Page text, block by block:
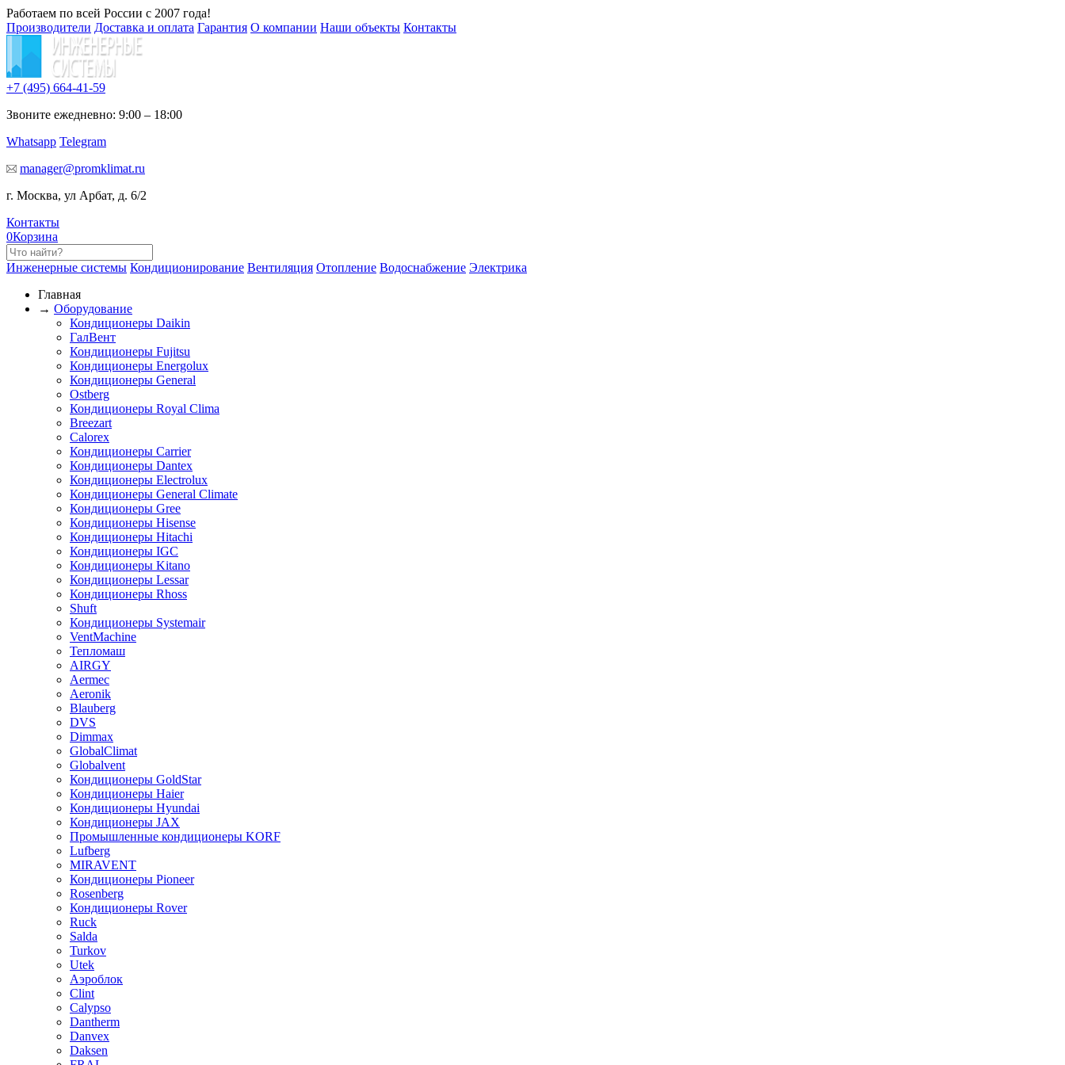
Работаем по всей России с 2007 года!
Производители Доставка и оплата Гарантия О компании Наши объекты Контакты
+7 (495) 664-41-59
Звоните ежедневно: 9:00 – 18:00
Whatsapp Telegram
manager@promklimat.ru
г. Москва, ул Арбат, д. 6/2
Контакты
0Корзина
Инженерные системы Кондиционирование Вентиляция Отопление Водоснабжение Электрика
Главная
→ Оборудование
Кондиционеры Daikin
ГалВент
Кондиционеры Fujitsu
Кондиционеры Energolux
Кондиционеры General
Ostberg
Кондиционеры Royal Clima
Breezart
Calorex
Кондиционеры Carrier
Кондиционеры Dantex
Кондиционеры Electrolux
Кондиционеры General Climate
Кондиционеры Gree
Кондиционеры Hisense
Кондиционеры Hitachi
Кондиционеры IGC
Кондиционеры Kitano
Кондиционеры Lessar
Кондиционеры Rhoss
Shuft
Кондиционеры Systemair
VentMachine
Тепломаш
AIRGY
Aermec
Aeronik
Blauberg
DVS
Dimmax
GlobalClimat
Globalvent
Кондиционеры GoldStar
Кондиционеры Haier
Кондиционеры Hyundai
Кондиционеры JAX
Промышленные кондиционеры KORF
Lufberg
MIRAVENT
Кондиционеры Pioneer
Rosenberg
Кондиционеры Rover
Ruck
Salda
Turkov
Utek
Аэроблок
Clint
Calypso
Dantherm
Danvex
Daksen